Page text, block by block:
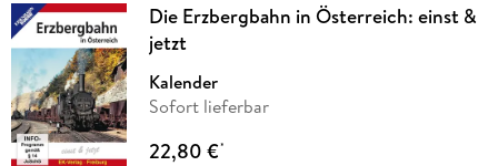
Die Erzbergbahn in Österreich: einst &
jetzt
Kalender
Sofort lieferbar
22,80 €*